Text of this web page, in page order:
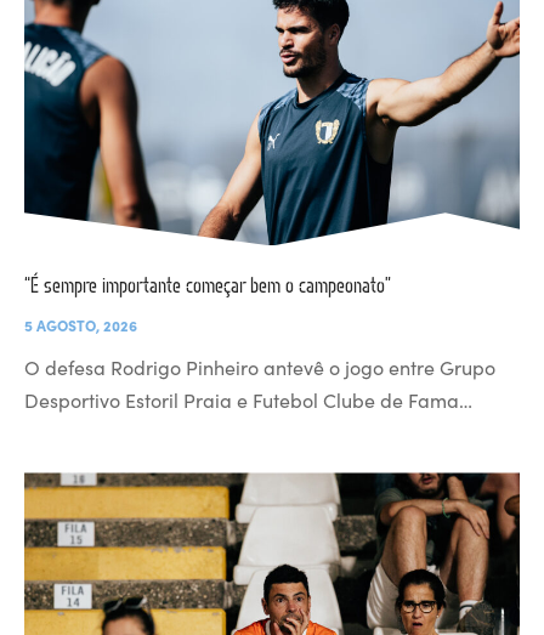
“É sempre importante começar bem o campeonato”
5 AGOSTO, 2026
O defesa Rodrigo Pinheiro antevê o jogo entre Grupo
Desportivo Estoril Praia e Futebol Clube de Fama…